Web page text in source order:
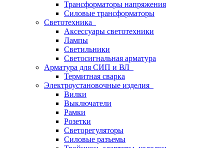
Трансформаторы напряжения
Силовые трансформаторы
Светотехника
Аксессуары светотехники
Лампы
Светильники
Светосигнальная арматура
Арматура для СИП и ВЛ
Термитная сварка
Электроустановочные изделия
Вилки
Выключатели
Рамки
Розетки
Светорегуляторы
Силовые разъемы